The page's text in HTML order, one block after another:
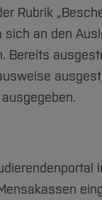
Rubrik
an den
Bereits